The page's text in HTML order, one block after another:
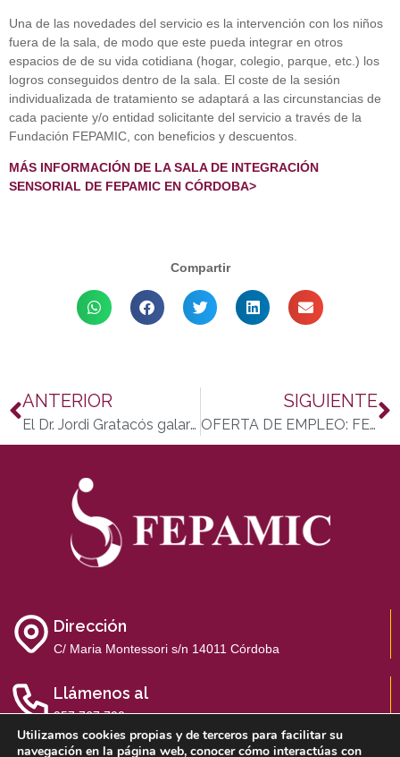
Una de las novedades del servicio es la intervención con los niños
fuera de la sala, de modo que este pueda integrar en otros
espacios de de su vida cotidiana (hogar, colegio, parque, etc.) los
logros conseguidos dentro de la sala. El coste de la sesión
individualizada de tratamiento se adaptará a las circunstancias de
cada paciente y/o entidad solicitante del servicio a través de la
Fundación FEPAMIC, con beneficios y descuentos.
MÁS INFORMACIÓN DE LA SALA DE INTEGRACIÓN
SENSORIAL DE FEPAMIC EN CÓRDOBA>
Compartir
ANTERIOR
El Dr. Jordi Gratacós galardonado por ACEADE por su labor de investigación en artritis psoriásica y su trabajo en la campaña No le des la Espalda
SIGUIENTE
OFERTA DE EMPLEO: FEPAMIC busca monitores de apoyo educativo en Málaga
Dirección
C/ Maria Montessori s/n 14011 Córdoba
Llámenos al
957 767 700
Utilizamos cookies propias y de terceros para facilitar su
navegación en la página web, conocer cómo interactúas con